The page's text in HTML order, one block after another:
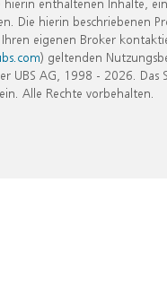
Die hierin beschriebenen
eigenen Broker
) geltenden
AG, 1998 - 2026. Das
Alle Rechte vorbehalten.